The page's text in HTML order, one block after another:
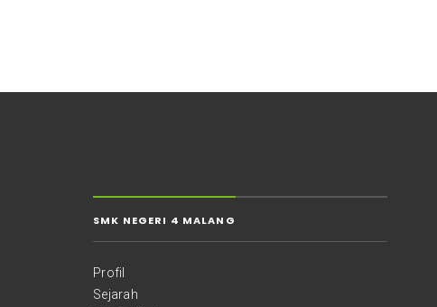
SMK NEGERI 4 MALANG
Profil
Sejarah